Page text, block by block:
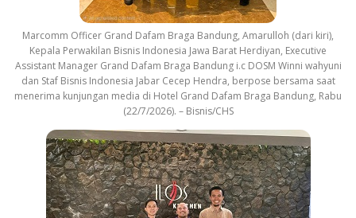
Marcomm Officer Grand Dafam Braga Bandung, Amarulloh (dari kiri),
Kepala Perwakilan Bisnis Indonesia Jawa Barat Herdiyan, Executive
Assistant Manager Grand Dafam Braga Bandung i.c DOSM Winni wahyuni
dan Staf Bisnis Indonesia Jabar Cecep Hendra, berpose bersama saat
menerima kunjungan media di Hotel Grand Dafam Braga Bandung, Rabu
(22/7/2026). – Bisnis/CHS